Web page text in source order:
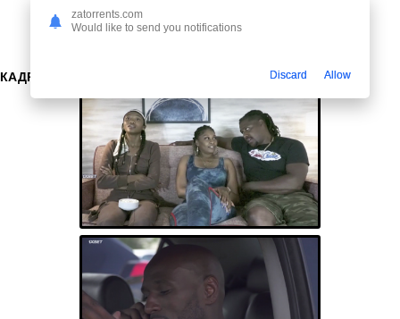
КАДРЫ:
zatorrents.com
Would like to send you notifications
Discard Allow